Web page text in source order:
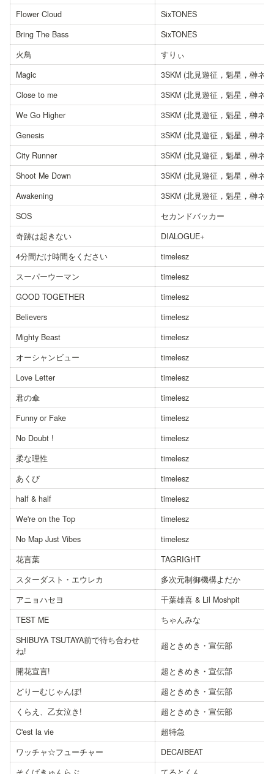
Flower Cloud
SixTONES
Bring The Bass
SixTONES
火鳥
すりぃ
Magic
3SKM (北見遊征，魁星，榊ネ
Close to me
3SKM (北見遊征，魁星，榊ネ
We Go Higher
3SKM (北見遊征，魁星，榊ネ
Genesis
3SKM (北見遊征，魁星，榊ネ
City Runner
3SKM (北見遊征，魁星，榊ネ
Shoot Me Down
3SKM (北見遊征，魁星，榊ネ
Awakening
3SKM (北見遊征，魁星，榊ネ
SOS
セカンドバッカー
奇跡は起きない
DIALOGUE+
4分間だけ時間をください
timelesz
スーパーウーマン
timelesz
GOOD TOGETHER
timelesz
Believers
timelesz
Mighty Beast
timelesz
オーシャンビュー
timelesz
Love Letter
timelesz
君の傘
timelesz
Funny or Fake
timelesz
No Doubt !
timelesz
柔な理性
timelesz
あくび
timelesz
half & half
timelesz
We're on the Top
timelesz
No Map Just Vibes
timelesz
花言葉
TAGRIGHT
スターダスト・エウレカ
多次元制御機構よだか
アニョハセヨ
千葉雄喜 & Lil Moshpit
TEST ME
ちゃんみな
SHIBUYA TSUTAYA前で待ち合わせ
ね!
超ときめき・宣伝部
開花宣言!
超ときめき・宣伝部
どりーむじゃんぼ!
超ときめき・宣伝部
くらえ、乙女泣き!
超ときめき・宣伝部
C'est la vie
超特急
ワッチャ☆フューチャー
DECA!BEAT